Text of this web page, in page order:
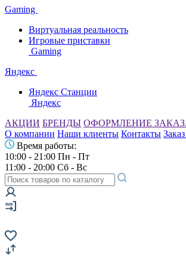
Gaming
Виртуальная реальность
Игровые приставки
Gaming
Яндекс
Яндекс Станции
Яндекс
АКЦИИ БРЕНДЫ ОФОРМЛЕНИЕ
О компании Наши клиенты Контакты
Время работы:
10:00 - 21:00 Пн - Пт
11:00 - 20:00 Сб - Вс